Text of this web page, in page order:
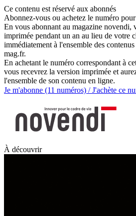
Ce contenu est réservé aux abonnés
Abonnez-vous ou achetez le numéro
En vous abonnant au magazine novendi,
imprimée pendant un an au lieu de votre
immédiatement à l'ensemble des
mag.fr.
En achetant le numéro correspondant à
vous recevrez la version imprimée et
l'ensemble de son contenu en ligne.
Je m'abonne (11 numéros) / J'achète ce
À découvrir